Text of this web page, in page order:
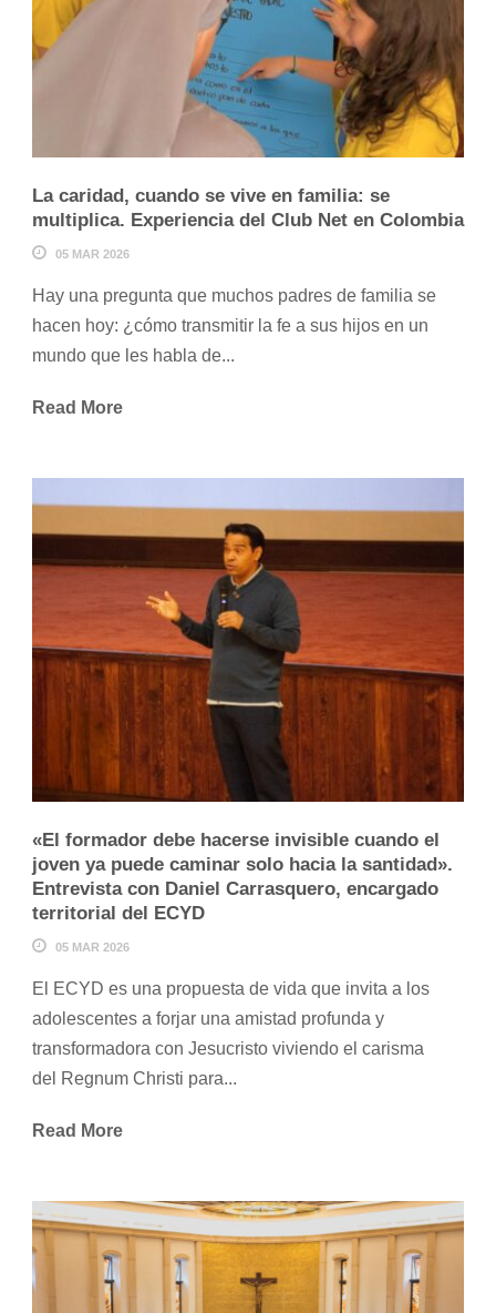
La caridad, cuando se vive en familia: se
multiplica. Experiencia del Club Net en Colombia
05 MAR 2026
Hay una pregunta que muchos padres de familia se
hacen hoy: ¿cómo transmitir la fe a sus hijos en un
mundo que les habla de...
Read More
«El formador debe hacerse invisible cuando el
joven ya puede caminar solo hacia la santidad».
Entrevista con Daniel Carrasquero, encargado
territorial del ECYD
05 MAR 2026
El ECYD es una propuesta de vida que invita a los
adolescentes a forjar una amistad profunda y
transformadora con Jesucristo viviendo el carisma
del Regnum Christi para...
Read More